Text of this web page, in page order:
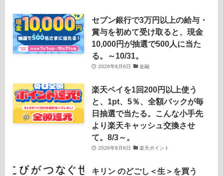
セブン銀行で3万円以上の給与・
賞与を初めて受け取ると、現金
10,000円が抽選で500人に当た
る。～10/31。
2026年8月6日 金融
楽天ペイを1回200円以上使う
と、1pt、5％、全額バックが毎
日抽選で当たる。こんな小手先
より楽天キャッシュ交換させ
て。8/3～。
2026年8月6日 楽天ポイント
キリン のどごし＜生＞を買う